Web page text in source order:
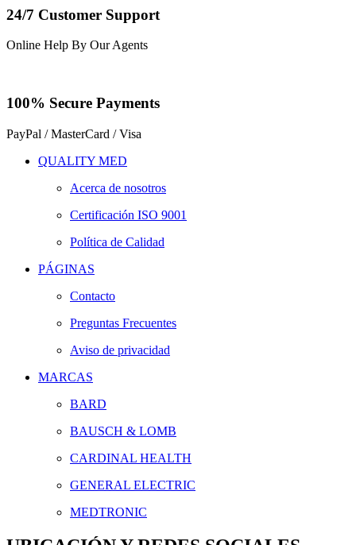
24/7 Customer Support
Online Help By Our Agents
100% Secure Payments
PayPal / MasterCard / Visa
QUALITY MED
Acerca de nosotros
Certificación ISO 9001
Política de Calidad
PÁGINAS
Contacto
Preguntas Frecuentes
Aviso de privacidad
MARCAS
BARD
BAUSCH & LOMB
CARDINAL HEALTH
GENERAL ELECTRIC
MEDTRONIC